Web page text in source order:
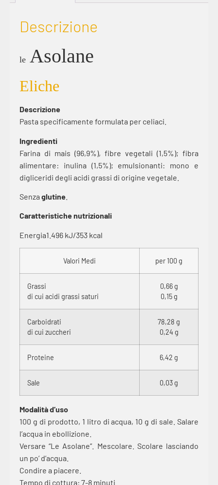
Descrizione
le Asolane
Eliche
Descrizione
Pasta specificamente formulata per celiaci.
Ingredienti
Farina di mais (96,9%), fibre vegetali (1,5%); fibra
alimentare: inulina (1,5%); emulsionanti: mono e
digliceridi degli acidi grassi di origine vegetale.
Senza glutine
Caratteristiche nutrizionali
Energia1.496 kJ/353 kcal
Valori Medi per 100 g
Grassi
di cui acidi grassi saturi
0,66 g
0,15 g
Carboidrati
di cui zuccheri
78,28 g
0,24 g
Proteine 6,42 g
Sale 0,03 g
Modalità d’uso
100 g di prodotto, 1 litro di acqua, 10 g di sale. Salare
l’acqua in ebollizione.
Versare “Le Asolane”. Mescolare. Scolare lasciando
un po’ d’acqua.
Condire a piacere.
Tempo di cottura: 7-8 minuti.